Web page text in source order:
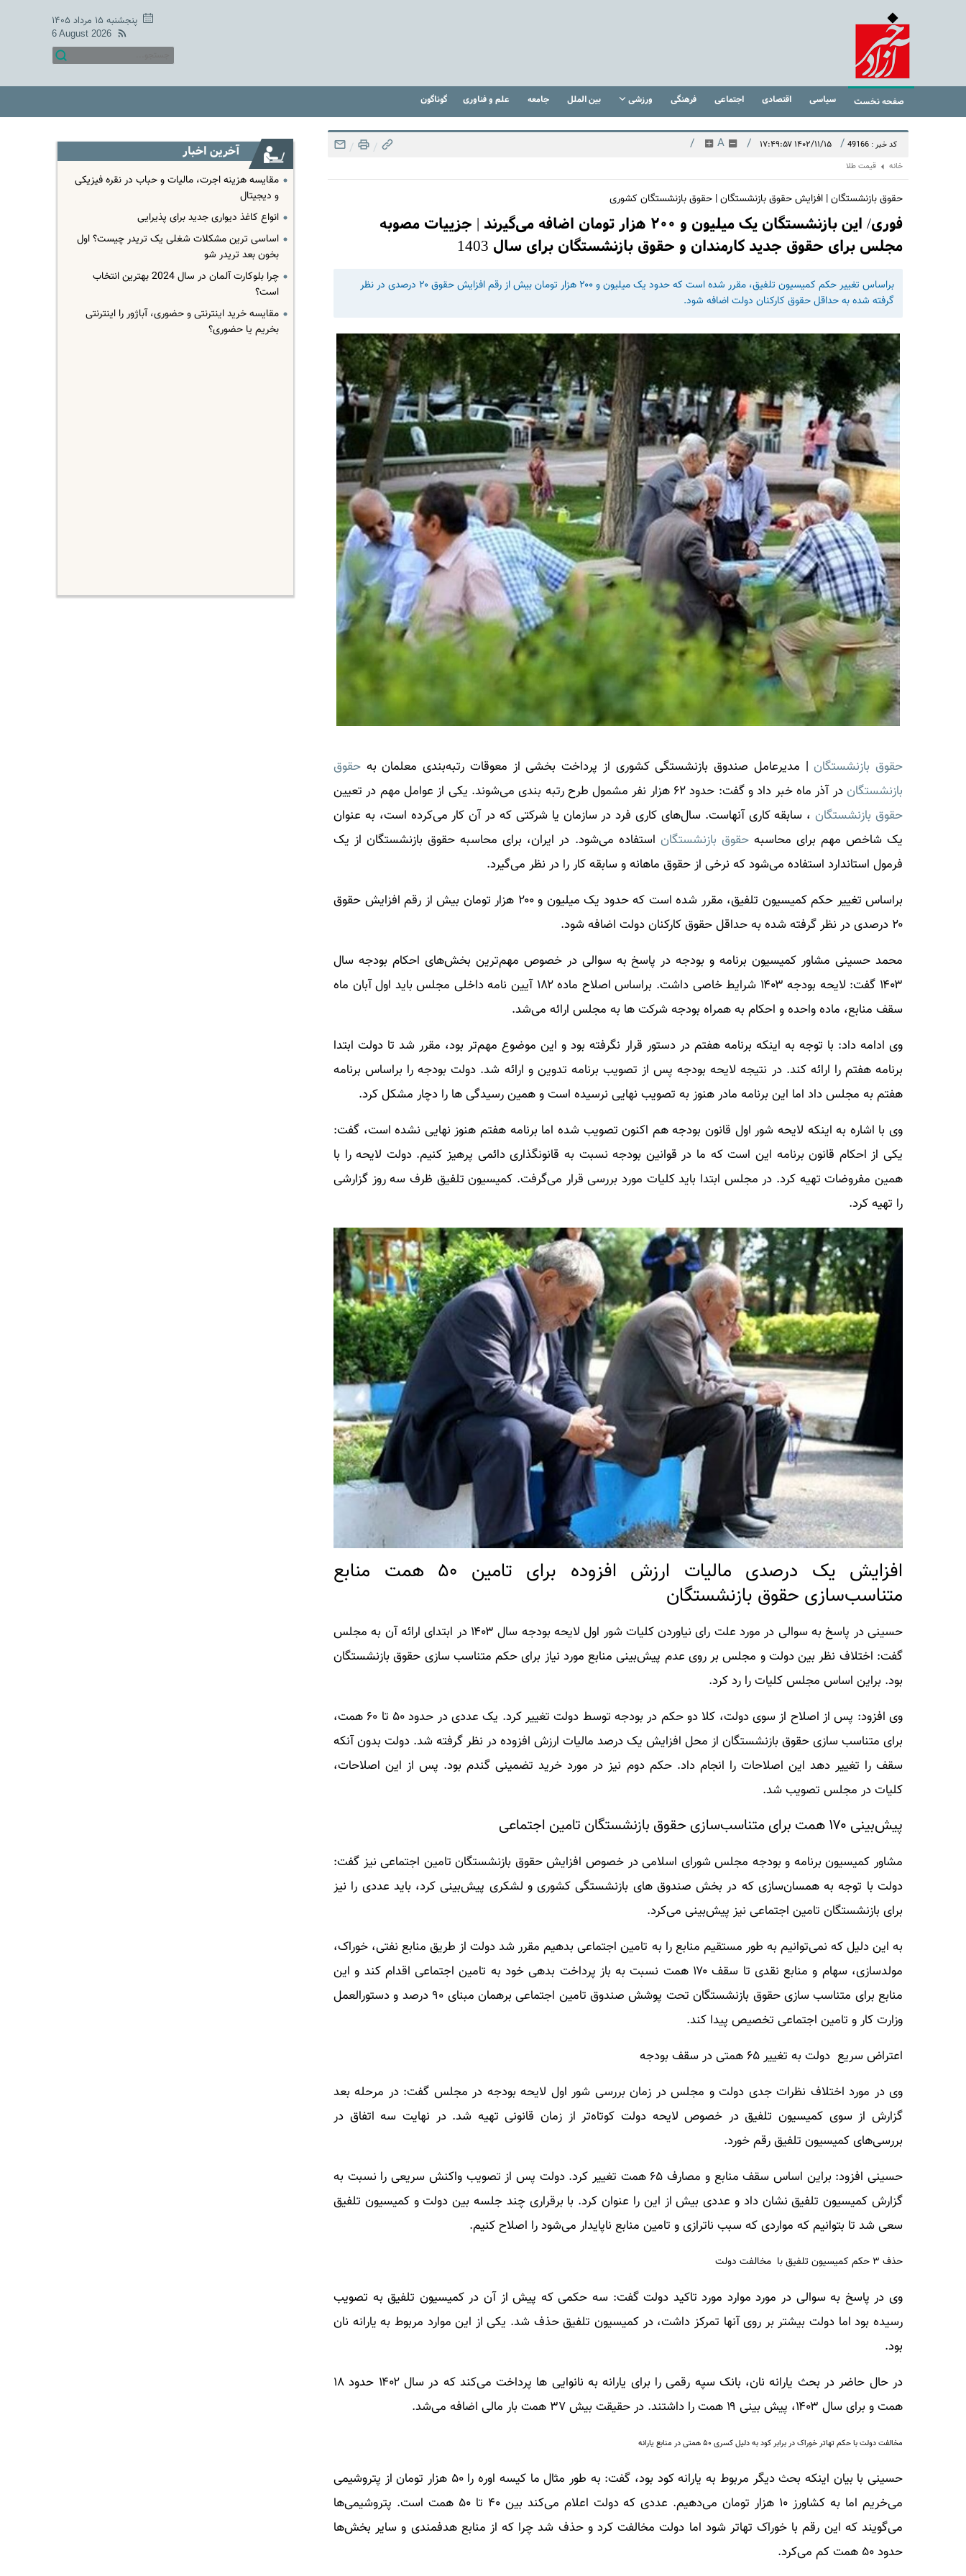
پنجشنبه ۱۵ مرداد ۱۴۰۵
6 August 2026
صفحه نخست سیاسی اقتصادی اجتماعی فرهنگی ورزشی بین الملل جامعه علم و فناوری گوناگون
کد خبر : 49166 / ۱۴۰۲/۱۱/۱۵ ۱۷:۴۹:۵۷ /
A
/
/
/
خانه قیمت طلا
حقوق بازنشستگان | افزایش حقوق بازنشستگان | حقوق بازنشستگان کشوری
فوری/ این بازنشستگان یک میلیون و ۲۰۰ هزار تومان اضافه می‌گیرند | جزییات مصوبه
مجلس برای حقوق جدید کارمندان و حقوق بازنشستگان برای سال 1403
براساس تغییر حکم کمیسیون تلفیق، مقرر شده است که حدود یک میلیون و ۲۰۰ هزار تومان بیش از رقم افزایش حقوق ۲۰ درصدی در نظر
گرفته شده به حداقل حقوق کارکنان دولت اضافه شود.
حقوق بازنشستگان| مدیرعامل صندوق بازنشستگی کشوری از پرداخت بخشی از معوقات رتبه‌بندی معلمان به حقوق
بازنشستگاندر آذر ماه خبر داد و گفت: حدود ۶۲ هزار نفر مشمول طرح رتبه بندی می‌شوند. یکی از عوامل مهم در تعیین
حقوق بازنشستگان، سابقه کاری آنهاست. سال‌های کاری فرد در سازمان یا شرکتی که در آن کار می‌کرده است، به عنوان
یک شاخص مهم برای محاسبهحقوق بازنشستگان استفاده می‌شود. در ایران، برای محاسبه حقوق بازنشستگاناز یک
فرمول استاندارد استفاده می‌شود که نرخی از حقوق ماهانه و سابقه کار را در نظر می‌گیرد.
براساس تغییر حکم کمیسیون تلفیق، مقرر شده است که حدود یک میلیون و ۲۰۰ هزار تومان بیش از رقم افزایش حقوق
۲۰ درصدی در نظر گرفته شده به حداقل حقوق کارکنان دولت اضافه شود.
محمد حسینی مشاور کمیسیون برنامه و بودجه در پاسخ به سوالی در خصوص مهم‌ترین بخش‌های احکام بودجه سال
۱۴۰۳ گفت: لایحه بودجه ۱۴۰۳ شرایط خاصی داشت. براساس اصلاح ماده ۱۸۲ آیین نامه داخلی مجلس باید اول آبان ماه
سقف منابع، ماده واحده و احکام به همراه بودجه شرکت ها به مجلس ارائه می‌شد.
وی ادامه داد: با توجه به اینکه برنامه هفتم در دستور قرار نگرفته بود و این موضوع مهم‌تر بود، مقرر شد تا دولت ابتدا
برنامه هفتم را ارائه کند. در نتیجه لایحه بودجه پس از تصویب برنامه تدوین و ارائه شد. دولت بودجه را براساس برنامه
هفتم به مجلس داد اما این برنامه مادر هنوز به تصویب نهایی نرسیده است و همین رسیدگی ها را دچار مشکل کرد.
وی با اشاره به اینکه لایحه شور اول قانون بودجه هم اکنون تصویب شده اما برنامه هفتم هنوز نهایی نشده است، گفت:
یکی از احکام قانون برنامه این است که ما در قوانین بودجه نسبت به قانونگذاری دائمی پرهیز کنیم. دولت لایحه را با
همین مفروضات تهیه کرد. در مجلس ابتدا باید کلیات مورد بررسی قرار می‌گرفت. کمیسیون تلفیق ظرف سه روز گزارشی
را تهیه کرد.
افزایش یک درصدی مالیات ارزش افزوده برای تامین ۵۰ همت منابع
متناسب‌سازی حقوق بازنشستگان
حسینی در پاسخ به سوالی در مورد علت رای نیاوردن کلیات شور اول لایحه بودجه سال ۱۴۰۳ در ابتدای ارائه آن به مجلس
گفت: اختلاف نظر بین دولت و مجلس بر روی عدم پیش‌بینی منابع مورد نیاز برای حکم متناسب سازی حقوق بازنشستگان
بود. براین اساس مجلس کلیات را رد کرد.
وی افزود: پس از اصلاح از سوی دولت، کلا دو حکم در بودجه توسط دولت تغییر کرد. یک عددی در حدود ۵۰ تا ۶۰ همت،
برای متناسب سازی حقوق بازنشستگان از محل افزایش یک درصد مالیات ارزش افزوده در نظر گرفته شد. دولت بدون آنکه
سقف را تغییر دهد این اصلاحات را انجام داد. حکم دوم نیز در مورد خرید تضمینی گندم بود. پس از این اصلاحات،
کلیات در مجلس تصویب شد.
پیش‌بینی ۱۷۰ همت برای متناسب‌سازی حقوق بازنشستگان تامین اجتماعی
مشاور کمیسیون برنامه و بودجه مجلس شورای اسلامی در خصوص افزایش حقوق بازنشستگان تامین اجتماعی نیز گفت:
دولت با توجه به همسان‌سازی که در بخش صندوق های بازنشستگی کشوری و لشکری پیش‌بینی کرد، باید عددی را نیز
برای بازنشستگان تامین اجتماعی نیز پیش‌بینی می‌کرد.
به این دلیل که نمی‌توانیم به طور مستقیم منابع را به تامین اجتماعی بدهیم مقرر شد دولت از طریق منابع نفتی، خوراک،
مولدسازی، سهام و منابع نقدی تا سقف ۱۷۰ همت نسبت به باز پرداخت بدهی خود به تامین اجتماعی اقدام کند و این
منابع برای متناسب سازی حقوق بازنشستگان تحت پوشش صندوق تامین اجتماعی برهمان مبنای ۹۰ درصد و دستورالعمل
وزارت کار و تامین اجتماعی تخصیص پیدا کند.
اعتراض سریع دولت به تغییر ۶۵ همتی در سقف بودجه
وی در مورد اختلاف نظرات جدی دولت و مجلس در زمان بررسی شور اول لایحه بودجه در مجلس گفت: در مرحله بعد
گزارش از سوی کمیسیون تلفیق در خصوص لایحه دولت کوتاه‌تر از زمان قانونی تهیه شد. در نهایت سه اتفاق در
بررسی‌های کمیسیون تلفیق رقم خورد.
حسینی افزود: براین اساس سقف منابع و مصارف ۶۵ همت تغییر کرد. دولت پس از تصویب واکنش سریعی را نسبت به
گزارش کمیسیون تلفیق نشان داد و عددی بیش از این را عنوان کرد. با برقراری چند جلسه بین دولت و کمیسیون تلفیق
سعی شد تا بتوانیم که مواردی که سبب ناترازی و تامین منابع ناپایدار می‌شود را اصلاح کنیم.
حذف ۳ حکم کمیسیون تلفیق با مخالفت دولت
وی در پاسخ به سوالی در مورد موارد مورد تاکید دولت گفت: سه حکمی که پیش از آن در کمیسیون تلفیق به تصویب
رسیده بود اما دولت بیشتر بر روی آنها تمرکز داشت، در کمیسیون تلفیق حذف شد. یکی از این موارد مربوط به یارانه نان
بود.
در حال حاضر در بحث یارانه نان، بانک سپه رقمی را برای یارانه به نانوایی ها پرداخت می‌کند که در سال ۱۴۰۲ حدود ۱۸
همت و برای سال ۱۴۰۳، پیش بینی ۱۹ همت را داشتند. در حقیقت بیش ۳۷ همت بار مالی اضافه می‌شد.
مخالفت دولت با حکم تهاتر خوراک در برابر کود به دلیل کسری ۵۰ همتی در منابع یارانه
حسینی با بیان اینکه بحث دیگر مربوط به یارانه کود بود، گفت: به طور مثال ما کیسه اوره را ۵۰ هزار تومان از پتروشیمی
می‌خریم اما به کشاورز ۱۰ هزار تومان می‌دهیم. عددی که دولت اعلام می‌کند بین ۴۰ تا ۵۰ همت است. پتروشیمی‌ها
می‌گویند که این رقم با خوراک تهاتر شود اما دولت مخالفت کرد و حذف شد چرا که از منابع هدفمندی و سایر بخش‌ها
حدود ۵۰ همت کم می‌کرد.
آخرین اخبار
مقایسه هزینه اجرت، مالیات و حباب در نقره فیزیکی
و دیجیتال
انواع کاغذ دیواری جدید برای پذیرایی
اساسی ترین مشکلات شغلی یک تریدر چیست؟ اول
بخون بعد تریدر شو
چرا بلوکارت آلمان در سال 2024 بهترین انتخاب
است؟
مقایسه خرید اینترنتی و حضوری، آباژور را اینترنتی
بخریم یا حضوری؟